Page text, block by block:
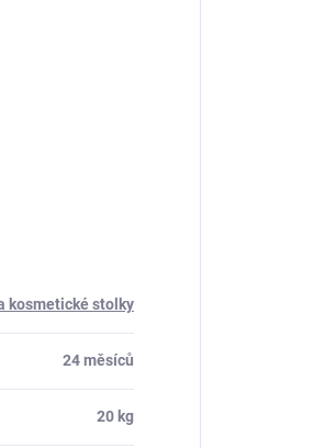
kosmetické stolky
24 měsíců
20 kg